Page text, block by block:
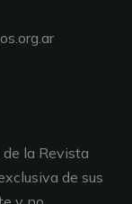
la Revista
de sus